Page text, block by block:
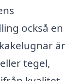
också en
är
tegel,